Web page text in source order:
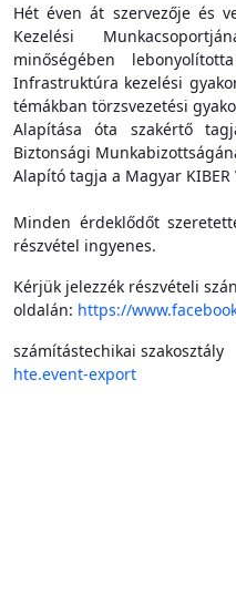
Hét éven át szervezője és
Kezelési
minőségében
Infrastruktúra kezelési
témákban törzsvezetési
Alapítása óta szakértő
Biztonsági
Alapító tagja a Magyar
Minden érdeklődőt
részvétel ingyenes.
Kérjük jelezzék részvételi
oldalán: https://
számítástechikai szakosztály
hte.event-export